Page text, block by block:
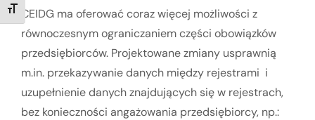
TOGGLE FONT SIZE
CEIDG ma oferować coraz więcej możliwości z
równoczesnym ograniczaniem części obowiązków
przedsiębiorców. Projektowane zmiany usprawnią
m.in. przekazywanie danych między rejestrami i
uzupełnienie danych znajdujących się w rejestrach,
bez konieczności angażowania przedsiębiorcy, np.: